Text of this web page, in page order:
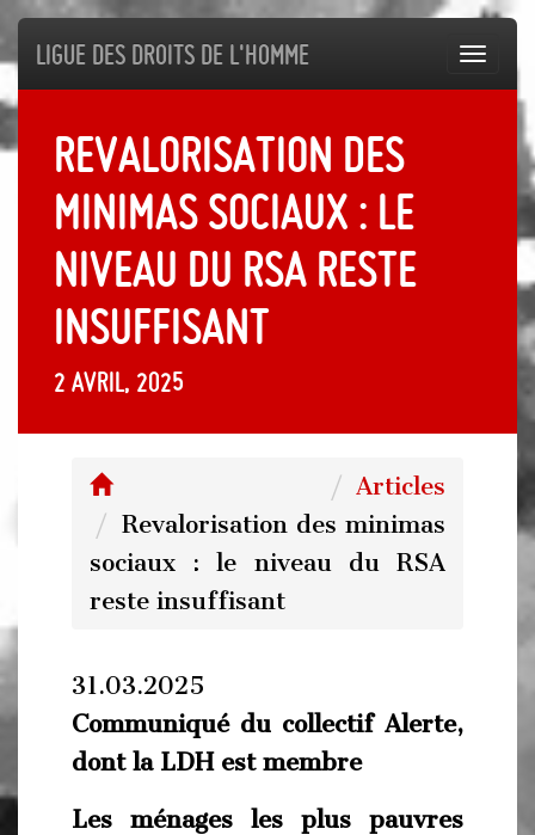
Ligue des droits de l'Homme
Revalorisation des
minimas sociaux : le
niveau du RSA reste
insuffisant
2 avril, 2025
Articles
Revalorisation des minimas
sociaux : le niveau du RSA
reste insuffisant
31.03.2025
Communiqué du collectif Alerte,
dont la LDH est membre
Les ménages les plus pauvres